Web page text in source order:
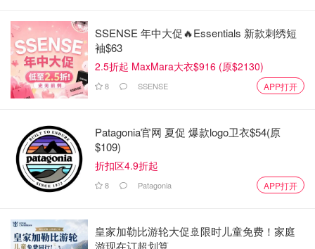
SSENSE 年中大促🔥Essentials 新款刺绣短
袖$63
2.5折起 MaxMara大衣$916 (原$2130)
8 SSENSE APP打开
Patagonia官网 夏促 爆款logo卫衣$54(原
$109)
折扣区4.9折起
8 Patagonia APP打开
皇家加勒比游轮大促🚢限时儿童免费！家庭
游现在订超划算